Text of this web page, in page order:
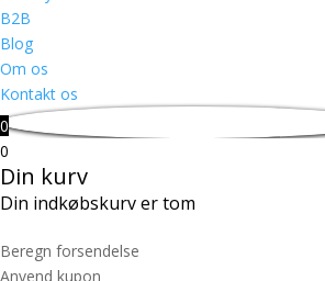
B2B
Blog
Om os
Kontakt os
0
0
Din kurv
Din indkøbskurv er tom
Beregn forsendelse
Anvend kupon